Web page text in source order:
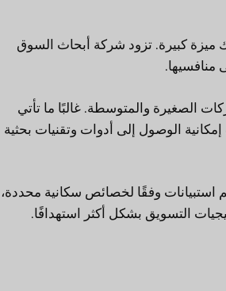
كبيرة. تزود شركة أبحاث السوق
منافسيها.
الصغيرة والمتوسطة. غالبًا ما تأتي
الوصول إلى أدوات وتقنيات بحثية
استبيانات وفقًا لخصائص سكانية محددة،
التسويق بشكل أكثر استهدافًا.